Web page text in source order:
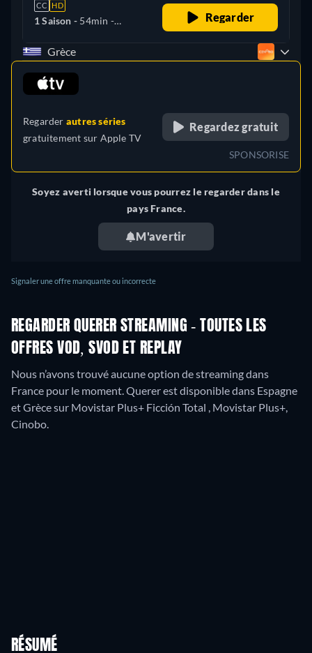
CC HD
1 Saison - 54min -
Regarder
Grèce
Regarder autres séries
gratuitement sur Apple TV
Regardez gratuit
SPONSORISE
Soyez averti lorsque vous pourrez le regarder dans le
pays France.
M'avertir
Signaler une offre manquante ou incorrecte
REGARDER QUERER STREAMING - TOUTES LES
OFFRES VOD, SVOD ET REPLAY
Nous n’avons trouvé aucune option de streaming dans
France pour le moment. Querer est disponible dans Espagne
et Grèce sur Movistar Plus+ Ficción Total , Movistar Plus+,
Cinobo.
RÉSUMÉ